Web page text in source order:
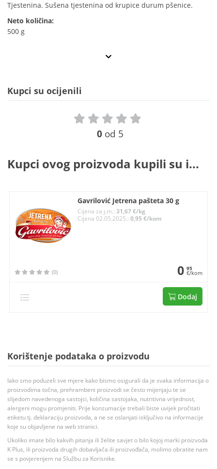
Tjestenina. Sušena tjestenina od krupice durum pšenice.
Neto količina:
500 g
Kupci su ocijenili
0 od 5
Kupci ovog proizvoda kupili su i...
Gavrilović Jetrena pašteta 30 g
Cijena za j.m.:31,67 €/kg
Cijena 02.05.2025.:0,95 €/kom
(0) 0 95
€/kom
Dodaj
Korištenje podataka o proizvodu
Iako smo poduzeli sve mjere kako bismo osigurali da je svaka informacija o
proizvodima točna, prehrambeni proizvodi se često mijenjaju te se
slijedom navedenoga sastojci, količina sastojaka, nutritivna vrijednost,
alergeni mogu promjeniti. Prije konzumacije trebali biste uvijek pročitati
etiketu tj. deklaraciju proizvoda, a ne se oslanjati isključivo na informacije
koje su objavljene na web stranici.
Ukoliko imate bilo kakvih pitanja ili želite savjet o bilo kojoj marki proizvoda
K Plus, ili proizvoda drugih dobavljača ili proizvođača, molimo obratite nam
se s povjerenjem na Službu za Korisnike.